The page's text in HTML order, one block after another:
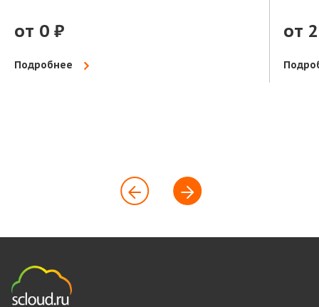
от 0 ₽
Подробнее
от